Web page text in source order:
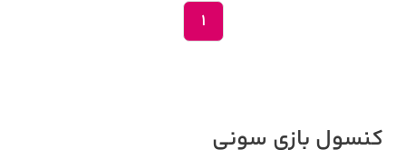
1
کنسول بازی سونی